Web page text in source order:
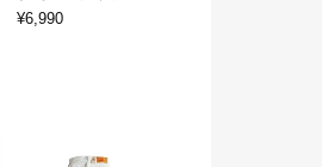
¥6,990